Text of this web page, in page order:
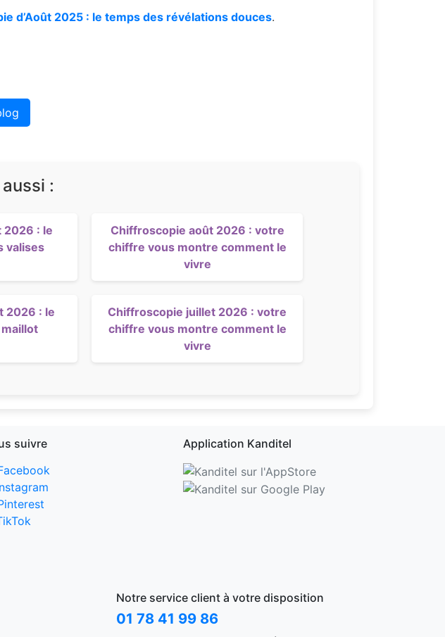
d’Août 2025 : le temps des révélations douces.
:
2026 : le
valises
Chiffroscopie août 2026 : votre
chiffre vous montre comment le
vivre
2026 : le
Chiffroscopie juillet 2026 : votre
chiffre vous montre comment le
vivre
suivre
Application Kanditel
Notre service client à votre disposition
01 78 41 99 86